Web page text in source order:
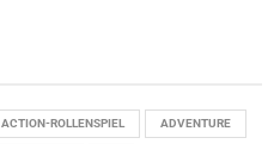
ACTION-ROLLENSPIEL ADVENTURE